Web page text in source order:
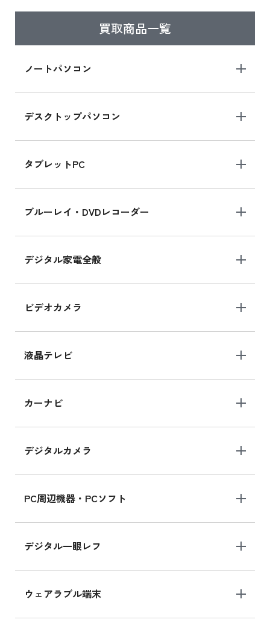
買取商品一覧
ノートパソコン
デスクトップパソコン
タブレットPC
ブルーレイ・DVDレコーダー
デジタル家電全般
ビデオカメラ
液晶テレビ
カーナビ
デジタルカメラ
PC周辺機器・PCソフト
デジタル一眼レフ
ウェアラブル端末
ら
iPad mini シリーズ 2024
iPad mini 8.3インチ の新品買取価格
iPhone 16 シリーズ
iPhone 16 の新品買取価格
iPad Air 11インチ シリーズ
iPad Air 11インチ の新品買取価格
iPhone 15 128GB シリーズ
iPhone 15 128GB の新品買取価格
MK2K3J/Aの新品買取価格はこちら